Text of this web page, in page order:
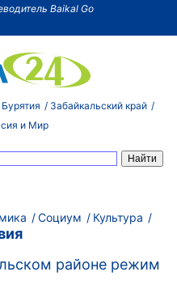
Baikal Go
Забайкальский край
и Мир
Социум
Культура
районе режим